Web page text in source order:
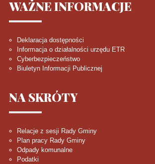
WAŻNEINFORMACJE
Deklaracja dostępności
Informacja o działalności urzędu ETR
Cyberbezpieczeństwo
Biuletyn Informacji Publicznej
NA SKRÓTY
Relacje z sesji Rady Gminy
Plan pracy Rady Gminy
Odpady komunalne
Podatki